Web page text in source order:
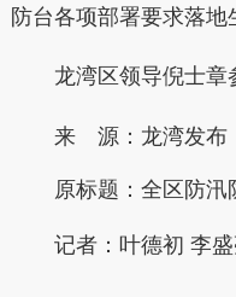
防台各项部署要求落地
龙湾区领导倪士章
来 源：龙湾发布
原标题： 全区防汛
记者：叶德初 李